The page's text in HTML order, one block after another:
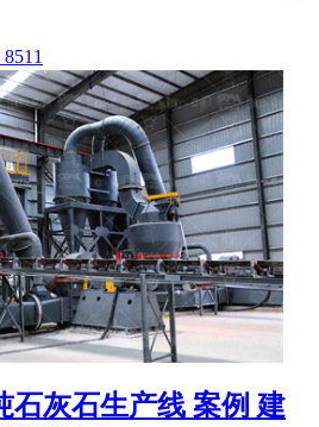
石灰石生产线 案例 建